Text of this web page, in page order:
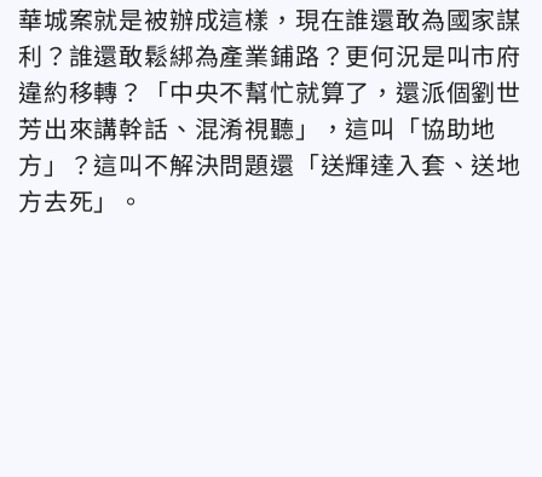
華城案就是被辦成這樣，現在誰還敢為國家謀
利？誰還敢鬆綁為產業鋪路？更何況是叫市府
違約移轉？「中央不幫忙就算了，還派個劉世
芳出來講幹話、混淆視聽」，這叫「協助地
方」？這叫不解決問題還「送輝達入套、送地
方去死」。